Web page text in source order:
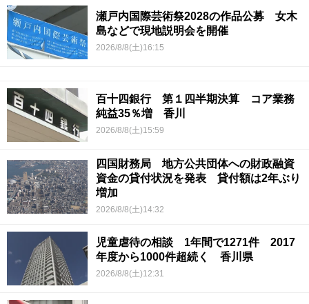
瀬戸内国際芸術祭2028の作品公募 女木
島などで現地説明会を開催
2026/8/8(土)16:15
百十四銀行 第１四半期決算 コア業務
純益35％増 香川
2026/8/8(土)15:59
四国財務局 地方公共団体への財政融資
資金の貸付状況を発表 貸付額は2年ぶり
増加
2026/8/8(土)14:32
児童虐待の相談 1年間で1271件 2017
年度から1000件超続く 香川県
2026/8/8(土)12:31